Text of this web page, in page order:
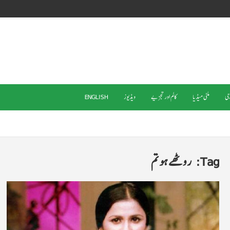
ملٹی میڈیا کالم اور تجزیے ویڈیوز ENGLISH
Tag: روٹھے ہو تم